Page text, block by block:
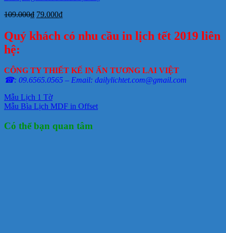
109.000₫ Giá
là:
109.000₫.
79.000₫Giá
là:
Quý khách có nhu cầu in lịch tết 2019 liên
hệ:
CÔNG TY THIẾT KẾ IN ẤN TƯƠNG LAI VIỆT
☎: 09.6565.0565 – Email: dailylichtet.com@gmail.com
Mẫu Lịch 1 Tờ
Mẫu Bìa Lịch MDF in Offset
Có thể bạn quan tâm